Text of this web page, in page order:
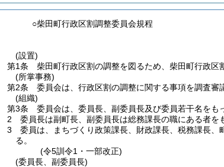
○柴田町行政区割調整委員会規程
(設置)
第1条
柴田町行政区割の調整を図るため、柴田町行政区
(所掌事務)
第2条
委員会は、行政区割の調整に関する事項を調査審
(組織)
第3条
委員会は、委員長、副委員長及び委員若干名をも
2
委員長は副町長、副委員長は総務課長の職にある者を
3
委員は、まちづくり政策課長、財政課長、税務課長
る。
(令5訓令1・一部改正)
(委員長、副委員長)